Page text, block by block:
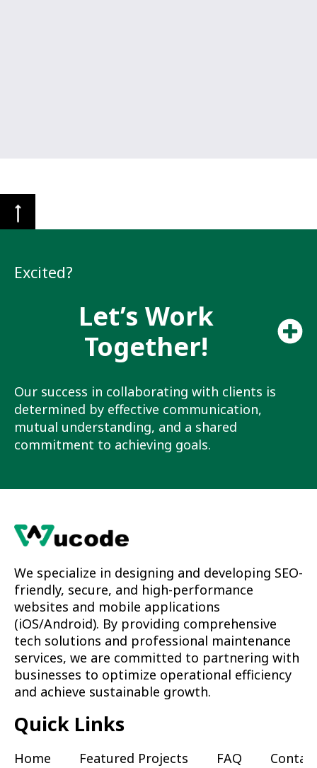
Excited?
Let’s Work
Together!
Our success in collaborating with clients is
determined by effective communication,
mutual understanding, and a shared
commitment to achieving goals.
We specialize in designing and developing SEO-
friendly, secure, and high-performance
websites and mobile applications
(iOS/Android). By providing comprehensive
tech solutions and professional maintenance
services, we are committed to partnering with
businesses to optimize operational efficiency
and achieve sustainable growth.
Quick Links
Home Featured Projects FAQ